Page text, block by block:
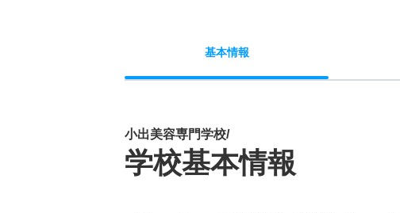
基本情報
小出美容専門学校/
学校基本情報